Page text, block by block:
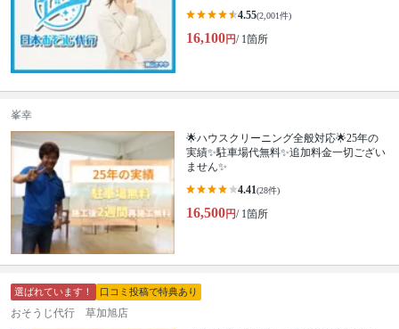
4.55(2,001件)
16,100円/ 1箇所
峯幸
🌟ハウスクリーニング全般対応🌟25年の
実績✨駐車場代無料✨追加料金一切ござい
ません✨
4.41(28件)
16,500円/ 1箇所
選ばれています！ 口コミ投稿で特典あり
おそうじ代行 草加旭店